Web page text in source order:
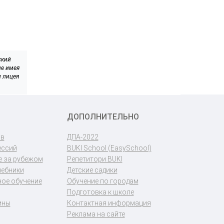
имея
лицея
за рубежом
обучение
ДОПОЛНИТЕЛЬНО
ДПА-2022
BUKI School (EasySchool)
Репетитори BUKI
Детские садики
Обучение по городам
Подготовка к школе
Контактная информация
Реклама на сайте